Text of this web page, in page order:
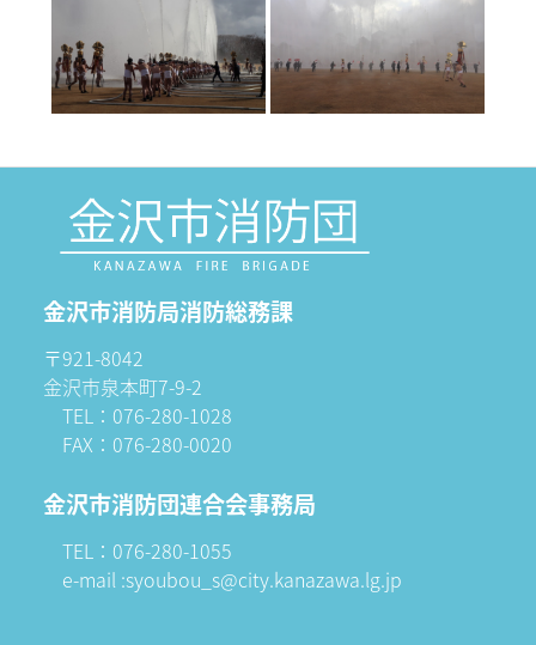
金沢市消防局消防総務課
〒921-8042
金沢市泉本町7-9-2
TEL：076-280-1028
FAX：076-280-0020
金沢市消防団連合会事務局
TEL：076-280-1055
e-mail :syoubou_s@city.kanazawa.lg.jp